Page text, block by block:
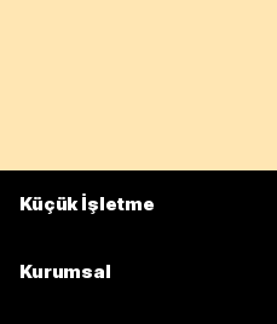
Küçük İşletme
Kurumsal